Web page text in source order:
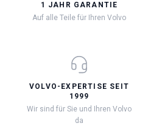
1 JAHR GARANTIE
Auf alle Teile für Ihren Volvo
VOLVO-EXPERTISE SEIT
1999
Wir sind für Sie und Ihren Volvo
da